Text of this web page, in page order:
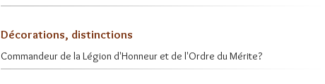
Décorations, distinctions
Commandeur de la Légion d'Honneur et de l'Ordre du Mérite?